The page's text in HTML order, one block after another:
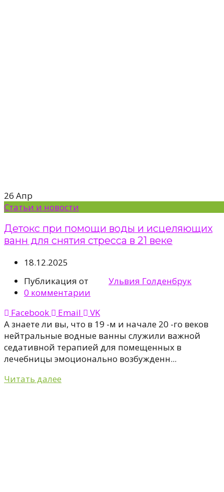
26 Апр
Статьи и новости
Детокс при помощи воды и исцеляющих
ванн для снятия стресса в 21 веке
18.12.2025
Публикация от
Ульвия Голденбрук
0 комментарии
Facebook
Email
VK
А знаете ли вы, что в 19 -м и начале 20 -го веков
нейтральные водные ванны служили важной
седативной терапией для помещенных в
лечебницы эмоционально возбужденн...
Читать далее